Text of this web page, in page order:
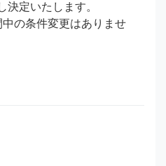
定いたします。
の条件変更はありませ